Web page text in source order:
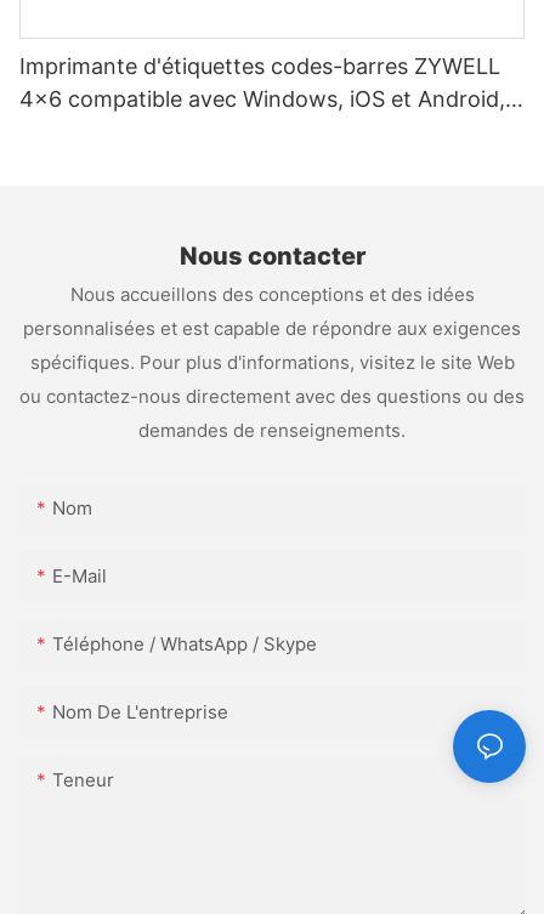
Imprimante d'étiquettes codes-barres ZYWELL
4x6 compatible avec Windows, iOS et Android,
Nous contacter
Nous accueillons des conceptions et des idées
personnalisées et est capable de répondre aux exigences
spécifiques. Pour plus d'informations, visitez le site Web
ou contactez-nous directement avec des questions ou des
demandes de renseignements.
Nom
E-Mail
Téléphone / WhatsApp / Skype
Nom De L'entreprise
Teneur